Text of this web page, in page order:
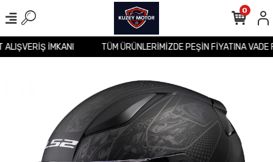
ALIŞVERİŞ İMKANI TÜM ÜRÜNLERİMİZDE PEŞİN FİYATINA
0